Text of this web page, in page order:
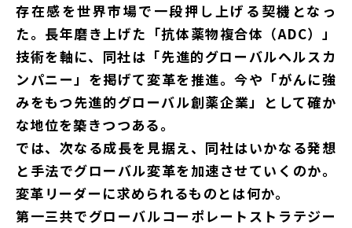
存在感を世界市場で一段押し上げる契機となっ
た。長年磨き上げた「抗体薬物複合体（ADC）」
技術を軸に、同社は「先進的グローバルヘルスカ
ンパニー」を掲げて変革を推進。今や「がんに強
みをもつ先進的グローバル創薬企業」として確か
な地位を築きつつある。
では、次なる成長を見据え、同社はいかなる発想
と手法でグローバル変革を加速させていくのか。
変革リーダーに求められるものとは何か。
第一三共でグローバルコーポレートストラテジー